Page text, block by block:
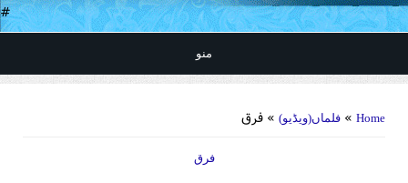
#
منو
Home
» فلماں(ویڈیو) » فرق
فرق